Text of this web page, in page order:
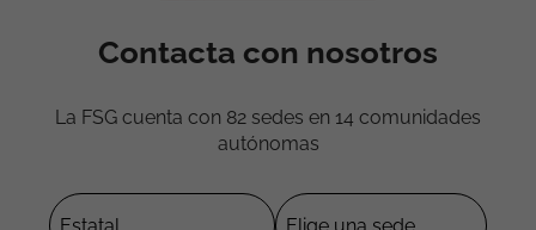
Contacta con nosotros
La FSG cuenta con 82 sedes en 14 comunidades
autónomas